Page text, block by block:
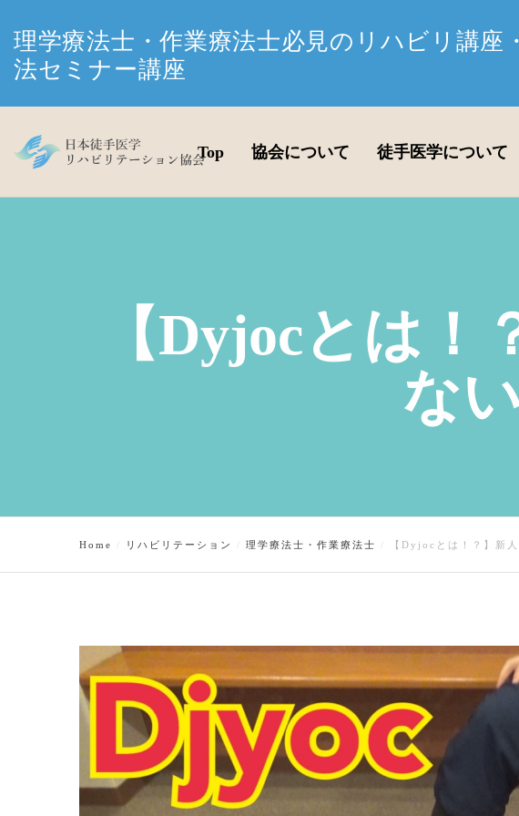
理学療法士・作業療法士必見のリハビリ講座
法セミナー講座
Top 協会について 徒手医学について
【Dyjocとは
な
Home リハビリテーション 理学療法士・作業療法士 【Dyjocとは！？】新